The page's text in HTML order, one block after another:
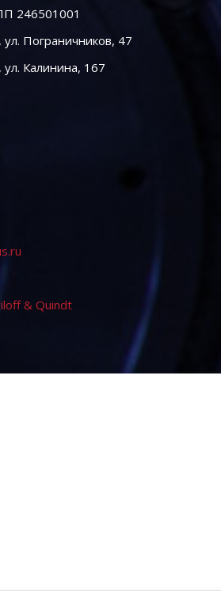
246501001
ул. Пограничников, 47
ул. Калинина, 167
& Quindt